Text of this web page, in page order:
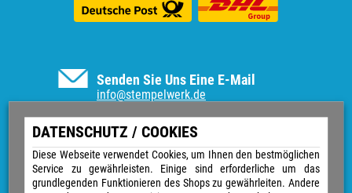
DATENSCHUTZ / COOKIES
Diese Webseite verwendet Cookies, um Ihnen den bestmöglichen
Service zu gewährleisten. Einige sind erforderliche um das
grundlegenden Funktionieren des Shops zu gewährleiten. Andere
Senden Sie Uns Eine E-Mail
info@stempelwerk.de
Informationen
Vertrag widerrufen
Kontakt
Über uns